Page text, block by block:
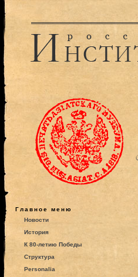
Главное меню
Новости
История
К 80-летию Победы
Структура
Personalia